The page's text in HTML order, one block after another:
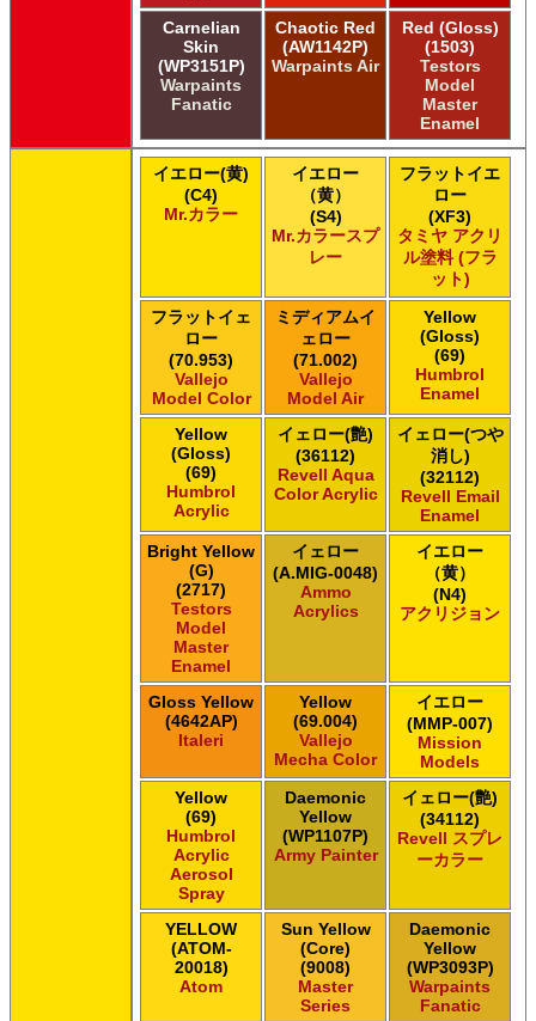
Carnelian
Skin
(WP3151P)
Warpaints
Fanatic
Chaotic Red
(AW1142P)
Warpaints Air
Red (Gloss)
(1503)
Testors
Model
Master
Enamel
イエロー(黄)
(C4)
Mr.カラー
イエロー
（黄）
(S4)
Mr.カラースプ
レー
フラットイエ
ロー
(XF3)
タミヤ アクリ
ル塗料 (フラ
ット)
フラットイェ
ロー
(70.953)
Vallejo
Model Color
ミディアムイ
ェロー
(71.002)
Vallejo
Model Air
Yellow
(Gloss)
(69)
Humbrol
Enamel
Yellow
(Gloss)
(69)
Humbrol
Acrylic
イェロー(艶)
(36112)
Revell Aqua
Color Acrylic
イェロー(つや
消し)
(32112)
Revell Email
Enamel
Bright Yellow
(G)
(2717)
Testors
Model
Master
Enamel
イェロー
(A.MIG-0048)
Ammo
Acrylics
イエロー
（黄）
(N4)
アクリジョン
Gloss Yellow
(4642AP)
Italeri
Yellow
(69.004)
Vallejo
Mecha Color
イエロー
(MMP-007)
Mission
Models
Yellow
(69)
Humbrol
Acrylic
Aerosol
Spray
Daemonic
Yellow
(WP1107P)
Army Painter
イェロー(艶)
(34112)
Revell スプレ
ーカラー
YELLOW
(ATOM-
20018)
Atom
Sun Yellow
(Core)
(9008)
Master
Series
Daemonic
Yellow
(WP3093P)
Warpaints
Fanatic